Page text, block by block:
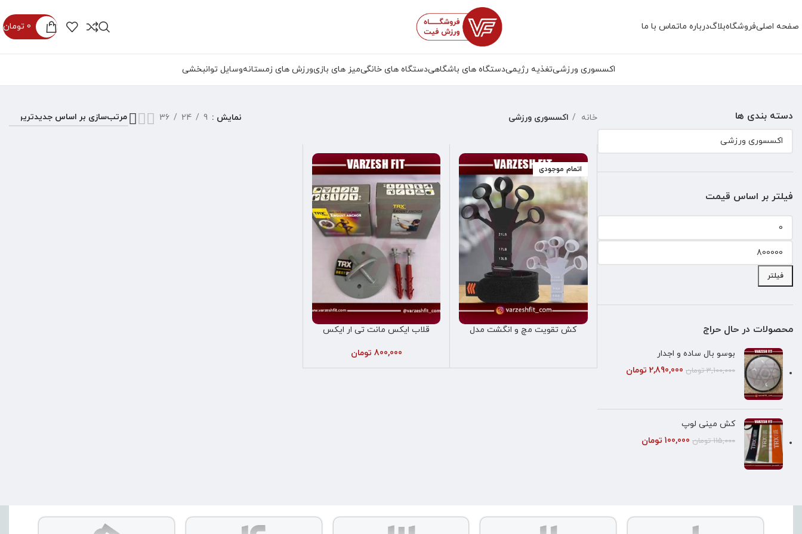
صفحه اصلیفروشگاهبلاگدرباره ماتماس با ما 0 تومان
اکسسوری ورزشیتغذیه رژیمیدستگاه های باشگاهیدستگاه های خانگیمیز های بازیورزش های زمستانهوسایل توانبخشی
دسته بندی ها
فیلتر بر اساس قیمت
فیلتر
محصولات در حال حراج
بوسو بال ساده و اجدار
3,100,000 تومان 2,890,000 تومان
کش مینی لوپ
115,000 تومان 100,000 تومان
خانه اکسسوری ورزشی نمایش 9
24
36
اتمام موجودی
اطلاعات بیشتر
کش تقویت مچ و انگشت مدل
افزودن به سبد خرید
قلاب ایکس مانت تی ار ایکس
800,000 تومان